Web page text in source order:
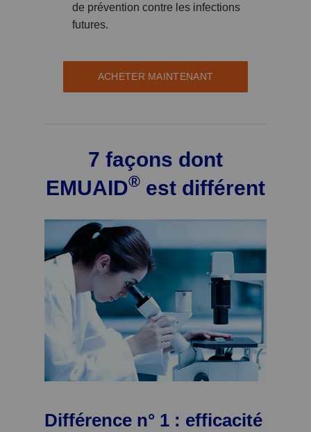
de prévention contre les infections
futures.
ACHETER MAINTENANT
7 façons dont
EMUAID® est différent
Différence n° 1 : efficacité